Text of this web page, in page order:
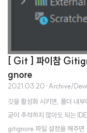
[ Git ] 파이참
gnore
2021.03.20 ·Archive/
깃을 활성화 시키면, 폴더 내
굳이 추적하지 않아도 되는
gitignore 파일 설정을 해주면